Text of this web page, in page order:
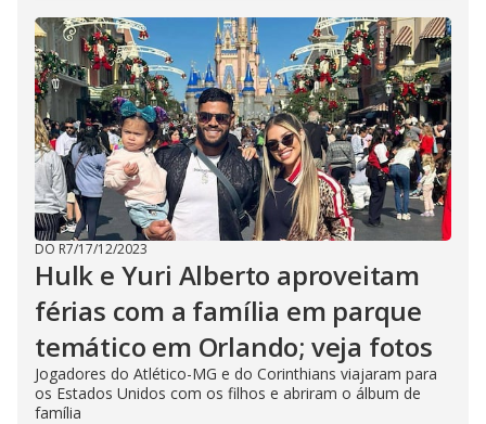
DO R7/17/12/2023
Hulk e Yuri Alberto aproveitam
férias com a família em parque
temático em Orlando; veja fotos
Jogadores do Atlético-MG e do Corinthians viajaram para
os Estados Unidos com os filhos e abriram o álbum de
família